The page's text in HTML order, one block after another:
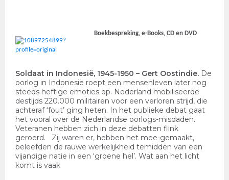
Boekbespreking, e-Books, CD en DVD
Soldaat in Indonesië, 1945-1950 – Gert Oostindie. De
oorlog in Indonesië roept een mensenleven later nog
steeds heftige emoties op. Nederland mobiliseerde
destijds 220.000 militairen voor een verloren strijd, die
achteraf ‘fout’ ging heten. In het publieke debat gaat
het vooral over de Nederlandse oorlogs-misdaden.
Veteranen hebben zich in deze debatten flink
geroerd. Zij waren er, hebben het mee-gemaakt,
beleefden de rauwe werkelijkheid temidden van een
vijandige natie in een ‘groene hel’. Wat aan het licht
komt is vaak